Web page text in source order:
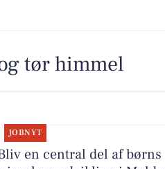
tør himmel
JOBNYT
en central del af børns